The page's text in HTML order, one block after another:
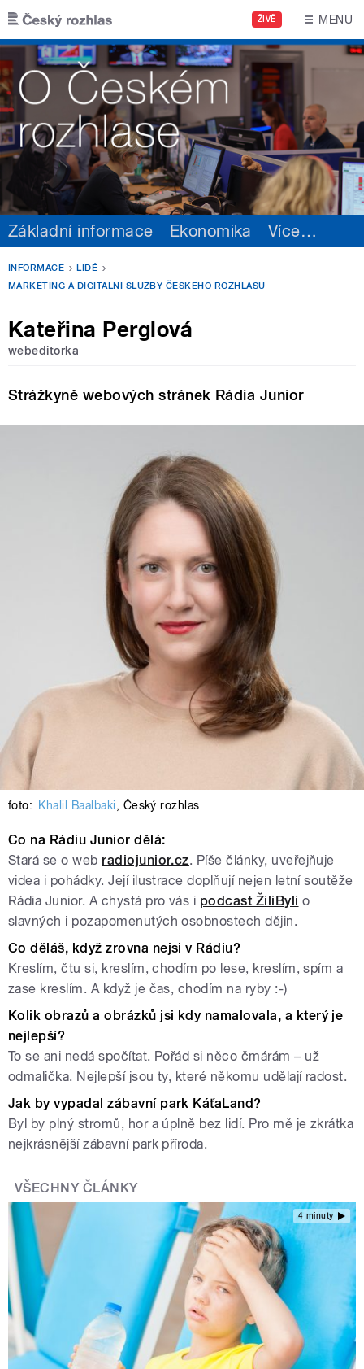
Přejít k hlavnímu obsahu
ŽIVĚ MENU
Základní informace Ekonomika Více…
INFORMACE
LIDÉ
MARKETING A DIGITÁLNÍ SLUŽBY ČESKÉHO ROZHLASU
Kateřina Perglová
webeditorka
Strážkyně webových stránek Rádia Junior
foto: Khalil Baalbaki, Český rozhlas
Co na Rádiu Junior dělá:
Stará se o web radiojunior.cz. Píše články, uveřejňuje
videa i pohádky. Její ilustrace doplňují nejen letní soutěže
Rádia Junior. A chystá pro vás i podcast ŽiliByli o
slavných i pozapomenutých osobnostech dějin.
Co děláš, když zrovna nejsi v Rádiu?
Kreslím, čtu si, kreslím, chodím po lese, kreslím, spím a
zase kreslím. A když je čas, chodím na ryby :-)
Kolik obrazů a obrázků jsi kdy namalovala, a který je
nejlepší?
To se ani nedá spočítat. Pořád si něco čmárám – už
odmalička. Nejlepší jsou ty, které někomu udělají radost.
Jak by vypadal zábavní park KáťaLand?
Byl by plný stromů, hor a úplně bez lidí. Pro mě je zkrátka
nejkrásnější zábavní park příroda.
VŠECHNY ČLÁNKY
4 minuty